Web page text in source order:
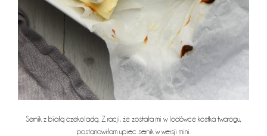
Sernik z białą czekoladą. Z racji, że została mi w lodówce kostka twarogu,
postanowiłam upiec sernik w wersji mini.